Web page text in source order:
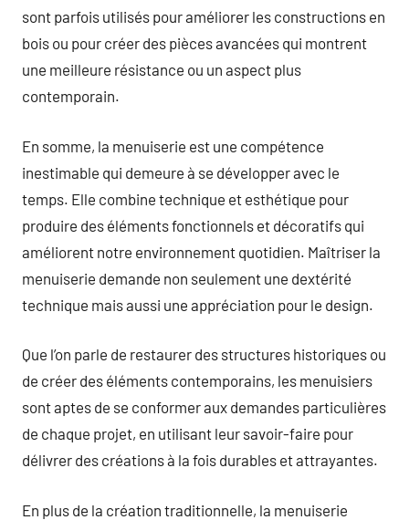
sont parfois utilisés pour améliorer les constructions en
bois ou pour créer des pièces avancées qui montrent
une meilleure résistance ou un aspect plus
contemporain.
En somme, la menuiserie est une compétence
inestimable qui demeure à se développer avec le
temps. Elle combine technique et esthétique pour
produire des éléments fonctionnels et décoratifs qui
améliorent notre environnement quotidien. Maîtriser la
menuiserie demande non seulement une dextérité
technique mais aussi une appréciation pour le design.
Que l’on parle de restaurer des structures historiques ou
de créer des éléments contemporains, les menuisiers
sont aptes de se conformer aux demandes particulières
de chaque projet, en utilisant leur savoir-faire pour
délivrer des créations à la fois durables et attrayantes.
En plus de la création traditionnelle, la menuiserie